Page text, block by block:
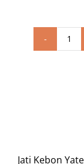
Decoratie
Jati
Jati Kebon